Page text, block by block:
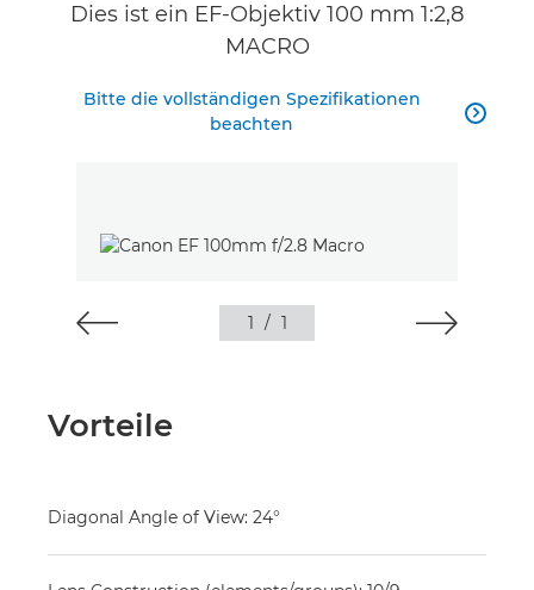
Dies ist ein EF-Objektiv 100 mm 1:2,8
MACRO
Bitte die vollständigen Spezifikationen
beachten

1 / 1
Vorteile
Diagonal Angle of View: 24°